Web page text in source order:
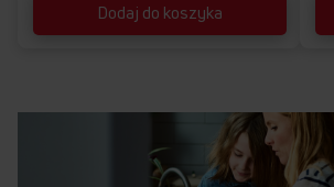
SILNIK BEZSZCZOTKOWY BLDC
Dodaj do koszyka